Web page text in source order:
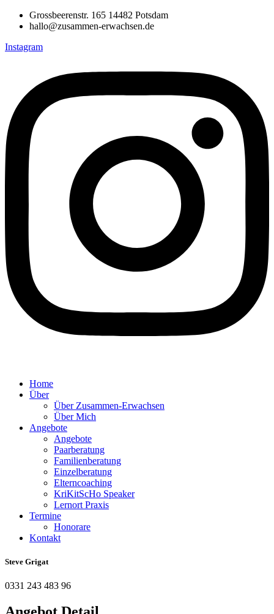
Grossbeerenstr. 165 14482 Potsdam
hallo@zusammen-erwachsen.de
Instagram
Home
Über
Über Zusammen-Erwachsen
Über Mich
Angebote
Angebote
Paarberatung
Familienberatung
Einzelberatung
Elterncoaching
KriKitScHo Speaker
Lernort Praxis
Termine
Honorare
Kontakt
Steve Grigat
0331 243 483 96